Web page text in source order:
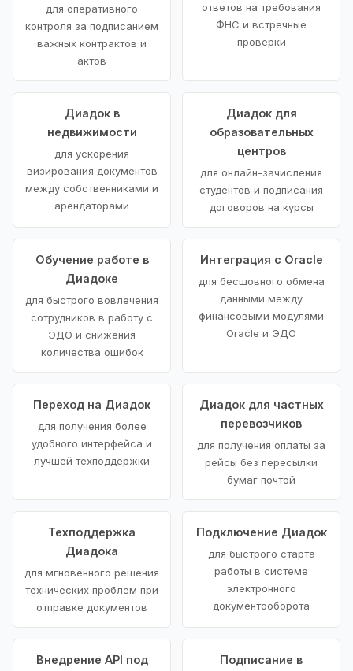
для оперативного
контроля за подписанием
важных контрактов и
актов
ответов на требования
ФНС и встречные
проверки
Диадок в
недвижимости
для ускорения
визирования документов
между собственниками и
арендаторами
Диадок для
образовательных
центров
для онлайн-зачисления
студентов и подписания
договоров на курсы
Обучение работе в
Диадоке
для быстрого вовлечения
сотрудников в работу с
ЭДО и снижения
количества ошибок
Интеграция с Oracle
для бесшовного обмена
данными между
финансовыми модулями
Oracle и ЭДО
Переход на Диадок
для получения более
удобного интерфейса и
лучшей техподдержки
Диадок для частных
перевозчиков
для получения оплаты за
рейсы без пересылки
бумаг почтой
Техподдержка
Диадока
для мгновенного решения
технических проблем при
отправке документов
Подключение Диадок
для быстрого старта
работы в системе
электронного
документооборота
Внедрение API под
Подписание в